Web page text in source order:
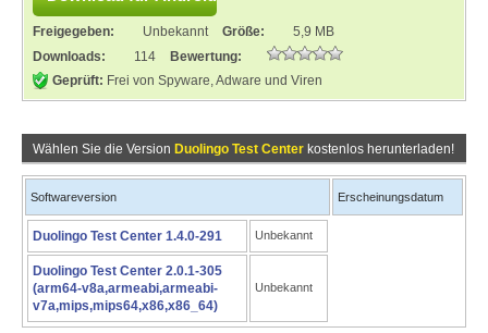
Freigegeben: Unbekannt Größe:
5,9 MB
Downloads:
114
Bewertung:
Geprüft: Frei von Spyware, Adware und Viren
Wählen Sie die Version Duolingo Test Center kostenlos herunterladen!
Softwareversion Erscheinungsdatum
Duolingo Test Center 1.4.0-291 Unbekannt
Duolingo Test Center 2.0.1-305
(arm64-v8a,armeabi,armeabi-
v7a,mips,mips64,x86,x86_64)
Unbekannt